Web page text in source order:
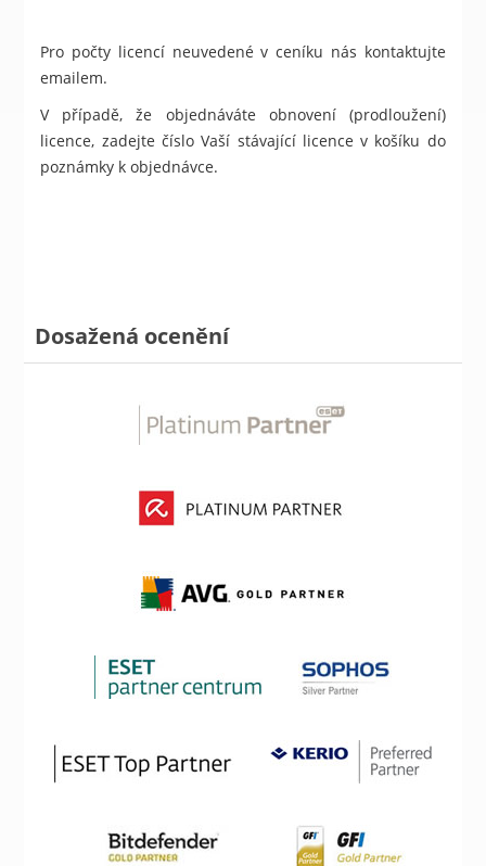
Pro počty licencí neuvedené v ceníku nás kontaktujte
emailem.
V případě, že objednáváte obnovení (prodloužení)
licence, zadejte číslo Vaší stávající licence v košíku do
poznámky k objednávce.
Dosažená ocenění